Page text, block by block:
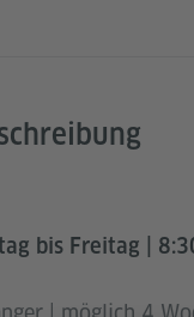
bis Freitag |